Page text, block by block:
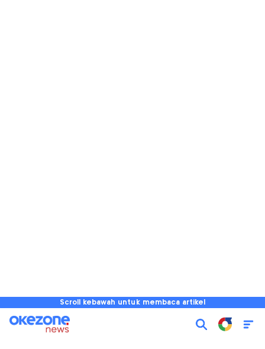
Scroll kebawah untuk membaca artikel